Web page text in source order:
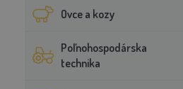
Ovce a kozy
Poľnohospodárska
technika